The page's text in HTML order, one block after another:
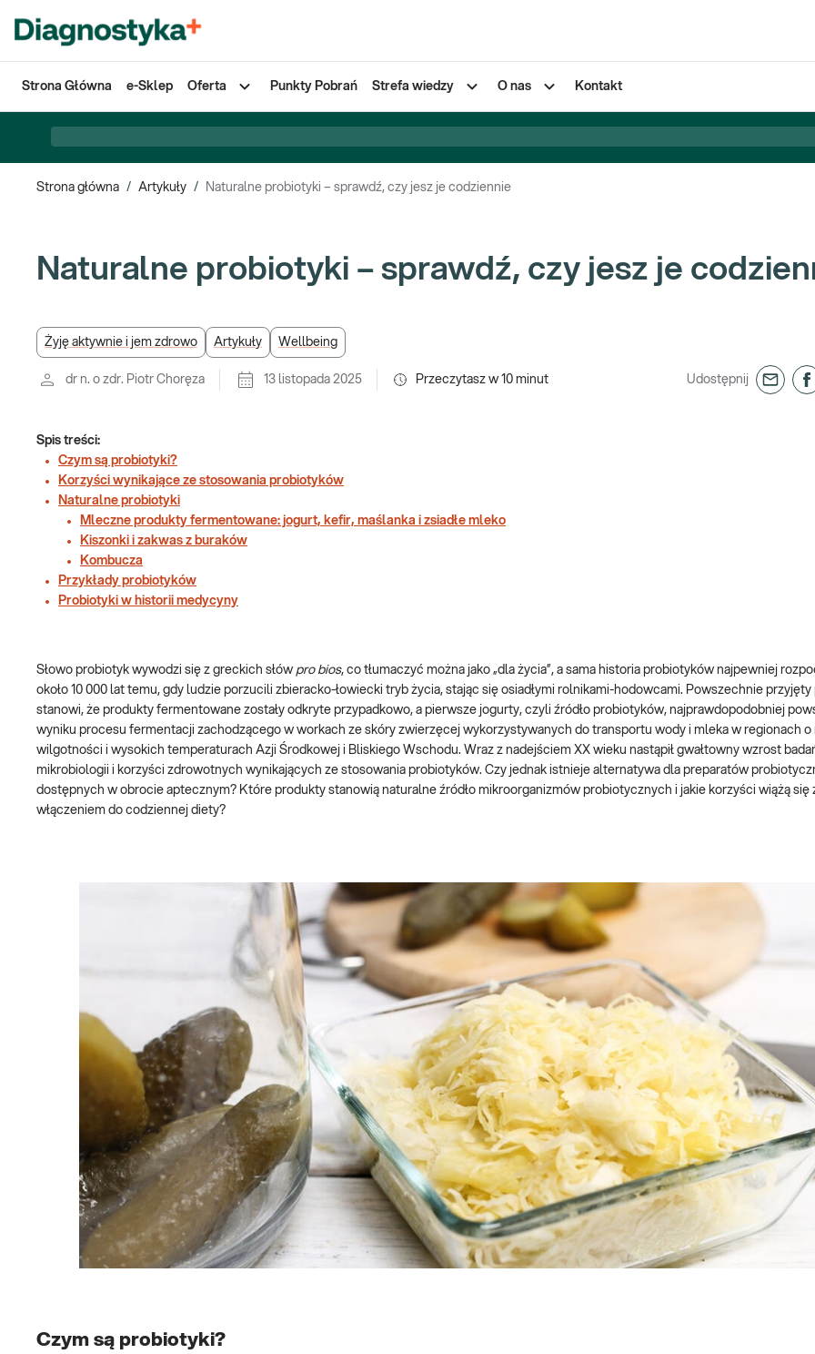
Strona Główna e-Sklep Oferta Punkty Pobrań Strefa wiedzy O nas Kontakt
Strona główna / Artykuły / Naturalne probiotyki – sprawdź, czy jesz je codziennie
Naturalne probiotyki – sprawdź, czy jesz je
Żyję aktywnie i jem zdrowo Artykuły Wellbeing
dr n. o zdr. Piotr Choręza 13 listopada 2025 Przeczytasz w 10 minut Udostępnij
Spis treści:
Czym są probiotyki?
Korzyści wynikające ze stosowania probiotyków
Naturalne probiotyki
Mleczne produkty fermentowane: jogurt, kefir, maślanka i zsiadłe mleko
Kiszonki i zakwas z buraków
Kombucza
Przykłady probiotyków
Probiotyki w historii medycyny
Słowo probiotyk wywodzi się z greckich słów pro bios, co tłumaczyć można jako „dla życia”, a sama historia probiotyków najpewniej
około 10 000 lat temu, gdy ludzie porzucili zbieracko-łowiecki tryb życia, stając się osiadłymi rolnikami-hodowcami. Powszechnie przyjęty
stanowi, że produkty fermentowane zostały odkryte przypadkowo, a pierwsze jogurty, czyli źródło probiotyków, najprawdopodobniej
wyniku procesu fermentacji zachodzącego w workach ze skóry zwierzęcej wykorzystywanych do transportu wody i mleka w regionach o
wilgotności i wysokich temperaturach Azji Środkowej i Bliskiego Wschodu. Wraz z nadejściem XX wieku nastąpił gwałtowny wzrost
mikrobiologii i korzyści zdrowotnych wynikających ze stosowania probiotyków. Czy jednak istnieje alternatywa dla preparatów
dostępnych w obrocie aptecznym? Które produkty stanowią naturalne źródło mikroorganizmów probiotycznych i jakie korzyści wiążą się
włączeniem do codziennej diety?
Czym są probiotyki?